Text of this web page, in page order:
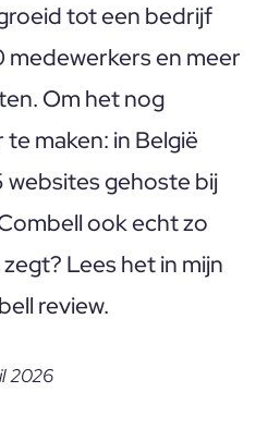
tot een bedrijf
medewerkers en meer
Om het nog
maken: in België
websites gehoste bij
ook echt zo
Lees het in mijn
review.
2026